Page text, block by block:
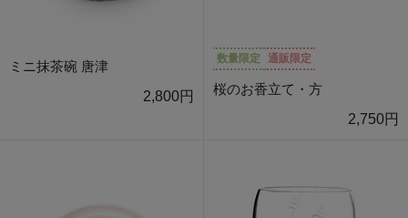
ミニ抹茶碗 唐津
2,800円
数量限定 通販限定
桜のお香立て・方
2,750円